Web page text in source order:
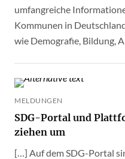
umfangreiche
Kommunen in
wie Demografie, Bildung,
MELDUNGEN
SDG-Portal und
ziehen um
[…] Auf dem SDG-Portal